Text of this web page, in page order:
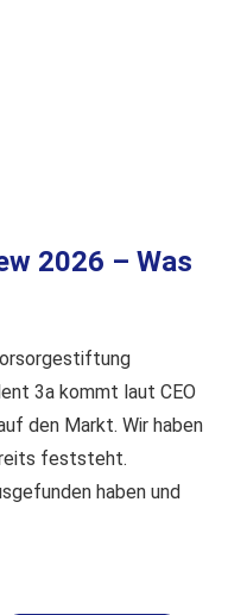
2026 – Was
3a kommt laut CEO
den Markt. Wir haben
feststeht.
haben und